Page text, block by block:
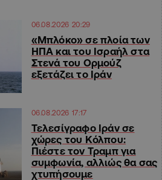
06.08.2026 20:29
«Μπλόκο» σε πλοία των
ΗΠΑ και του Ισραήλ στα
Στενά του Ορμούζ
εξετάζει το Ιράν
06.08.2026 17:17
Τελεσίγραφο Ιράν σε
χώρες του Κόλπου:
Πιέστε τον Τραμπ για
συμφωνία, αλλιώς θα σας
χτυπήσουμε